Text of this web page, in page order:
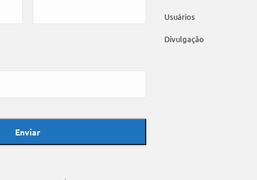
Usuários
Divulgação